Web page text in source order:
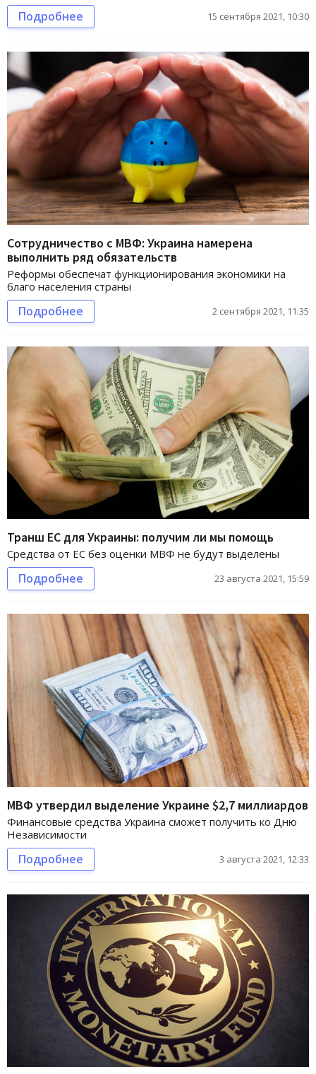
Подробнее 15 сентября 2021, 10:30
Сотрудничество с МВФ: Украина намерена
выполнить ряд обязательств
Реформы обеспечат функционирования экономики на
благо населения страны
Подробнее 2 сентября 2021, 11:35
Транш ЕС для Украины: получим ли мы помощь
Средства от ЕС без оценки МВФ не будут выделены
Подробнее 23 августа 2021, 15:59
МВФ утвердил выделение Украине $2,7 миллиардов
Финансовые средства Украина сможет получить ко Дню
Независимости
Подробнее 3 августа 2021, 12:33